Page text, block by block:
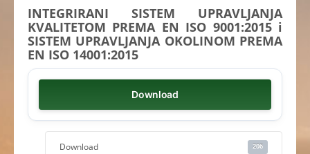
14001:2015
INTEGRIRANI SISTEM UPRAVLJANJA
KVALITETOM PREMA EN ISO 9001:2015 i
SISTEM UPRAVLJANJA OKOLINOM PREMA
EN ISO 14001:2015
Download
Download 206